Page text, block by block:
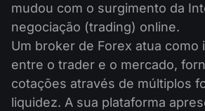
mudou com o surgimento da
negociação (trading) online.
Um broker de Forex atua como
entre o trader e o mercado,
cotações através de múltiplos
liquidez. A sua plataforma